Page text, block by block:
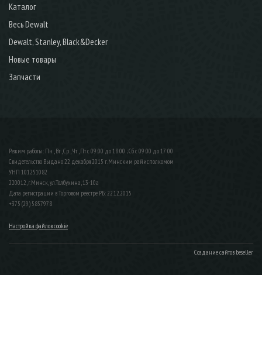
Каталог
Весь Dewalt
Dewalt, Stanley, Black&Decker
Новые товары
Запчасти
Режим работы: Пн , Вт , Ср , Чт , Пт c 09:00 до 18:00 ; Сб c 09:00 до 17:00
Свидетельство Выдано 22 декабря 2015 г. Минским райисполкомом
УНП 101251082
220012, г.Минск, ул.Толбухина, 13-10а
Дата регистрации в Торговом реестре РБ: 22.12.2015
+375 (29) 5857978
Настройка файлов cookie
Создание сайтов beseller